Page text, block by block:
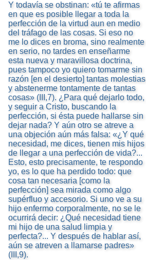
Y todavía se obstinan: «tú te afirmas
en que es posible llegar a toda la
perfección de la virtud aun en medio
del tráfago de las cosas. Si eso no
me lo dices en broma, sino realmente
en serio, no tardes en enseñarme
esta nueva y maravillosa doctrina,
pues tampoco yo quiero tomarme sin
razón [en el desierto] tantas molestias
y abstenerme tontamente de tantas
cosas» (III,7). ¿Para qué dejarlo todo,
y seguir a Cristo, buscando la
perfección, si ésta puede hallarse sin
dejar nada? Y aún otro se atreve a
una objeción aún más falsa: «¿Y qué
necesidad, me dices, tienen mis hijos
de llegar a una perfección de vida?...
Esto, esto precisamente, te respondo
yo, es lo que ha perdido todo: que
cosa tan necesaria [como la
perfección] sea mirada como algo
supérfluo y accesorio. Si uno ve a su
hijo enfermo corporalmente, no se le
ocurrirá decir: ¿Qué necesidad tiene
mi hijo de una salud limpia y
perfecta?... Y después de hablar así,
aún se atreven a llamarse padres»
(III,9).